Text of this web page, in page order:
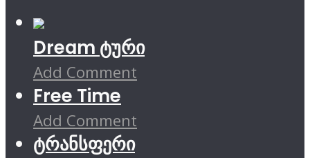
Dream ტური
Add Comment
Free Time
Add Comment
ტრანსფერი